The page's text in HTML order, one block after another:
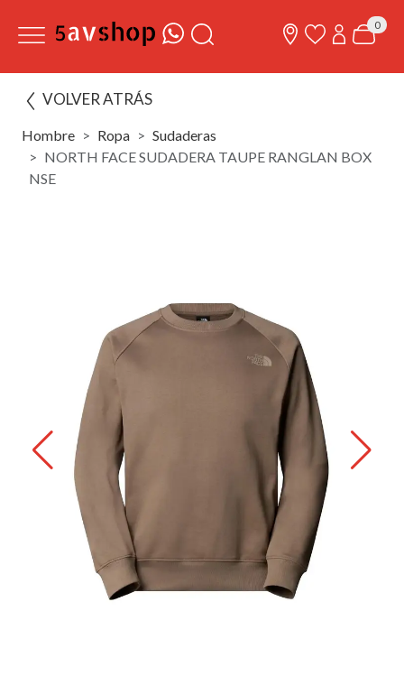
0
VOLVER ATRÁS
Hombre Ropa
Sudaderas
NORTH FACE SUDADERA TAUPE RANGLAN BOX
NSE